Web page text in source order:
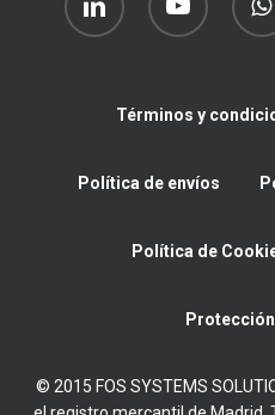
Términos y
Política de envíos
Política de
© 2015 FOS SYSTEMS